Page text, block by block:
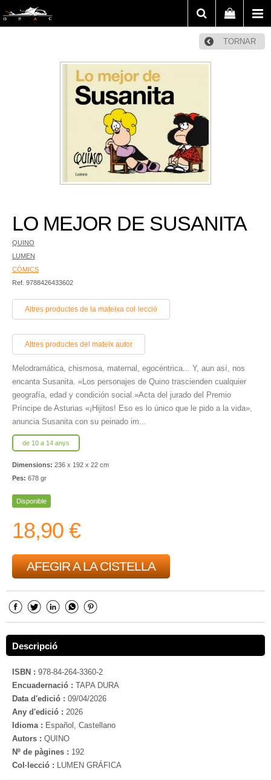
TORNAR
LO MEJOR DE SUSANITA
QUINO
LUMEN
CÒMICS
Ref. 9788426433602
Altres productes de la mateixa col·lecció
Altres productes del mateix autor
Melodramática, chismosa, maternal, egocéntrica... Y, aun así, nos
encanta Susanita. «Los personajes de Quino trascienden cualquier
geografía, edad y condición social.»Acta del jurado del Premio
Príncipe de Asturias «¡Hijitos! Eso es lo único que le pido a la vida»,
anuncia Susanita con su peinado im...
de 10 a 14 anys
Dimensions: 236 x 192 x 22 cm
Pes: 678 gr
Disponible
18,90 €
AFEGIR A LA CISTELLA
Descripció
ISBN : 978-84-264-3360-2
Encuadernació : TAPA DURA
Data d'edició : 09/04/2026
Any d'edició : 2026
Idioma : Español, Castellano
Autors : QUINO
Nº de pàgines : 192
Col·lecció : LUMEN GRÁFICA